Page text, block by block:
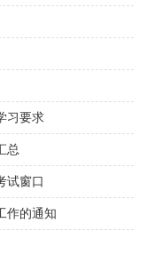
习要求
总
试窗口
作的通知